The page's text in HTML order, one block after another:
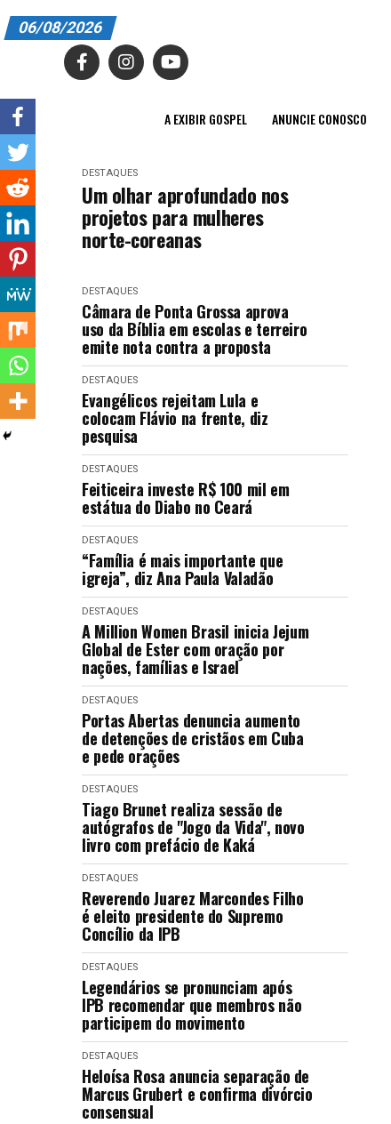
A EXIBIR GOSPEL
EDITORIAL
EXPEDIENTE
FINALIZAR COMPRA
HOME
LANÇAMENTOS
06/08/2026
A EXIBIR GOSPEL ANUNCIE CONOSCO
DESTAQUES
Um olhar aprofundado nos
projetos para mulheres
norte-coreanas
DESTAQUES
Câmara de Ponta Grossa aprova
uso da Bíblia em escolas e terreiro
emite nota contra a proposta
DESTAQUES
Evangélicos rejeitam Lula e
colocam Flávio na frente, diz
pesquisa
DESTAQUES
Feiticeira investe R$ 100 mil em
estátua do Diabo no Ceará
DESTAQUES
“Família é mais importante que
igreja”, diz Ana Paula Valadão
DESTAQUES
A Million Women Brasil inicia Jejum
Global de Ester com oração por
nações, famílias e Israel
DESTAQUES
Portas Abertas denuncia aumento
de detenções de cristãos em Cuba
e pede orações
DESTAQUES
Tiago Brunet realiza sessão de
autógrafos de "Jogo da Vida", novo
livro com prefácio de Kaká
DESTAQUES
Reverendo Juarez Marcondes Filho
é eleito presidente do Supremo
Concílio da IPB
DESTAQUES
Legendários se pronunciam após
IPB recomendar que membros não
participem do movimento
DESTAQUES
Heloísa Rosa anuncia separação de
Marcus Grubert e confirma divórcio
consensual